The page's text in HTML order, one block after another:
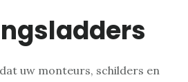
uw monteurs, schilders en